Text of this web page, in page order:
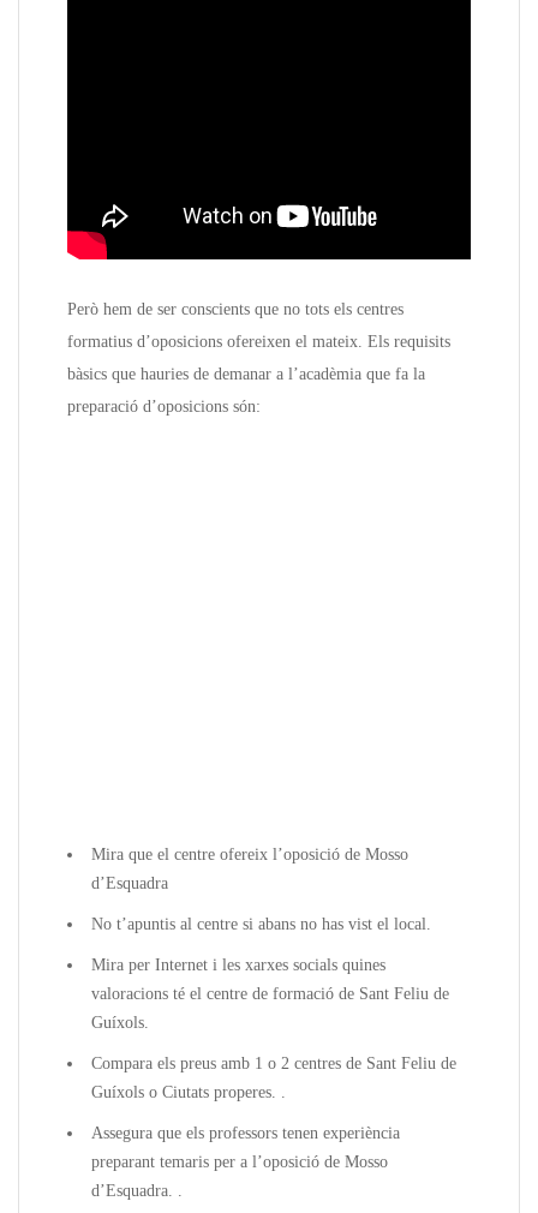
Però hem de ser conscients que no tots els centres
formatius d’oposicions ofereixen el mateix. Els requisits
bàsics que hauries de demanar a l’acadèmia que fa la
preparació d’oposicions són:
Mira que el centre ofereix l’oposició de Mosso
d’Esquadra
No t’apuntis al centre si abans no has vist el local.
Mira per Internet i les xarxes socials quines
valoracions té el centre de formació de Sant Feliu de
Guíxols.
Compara els preus amb 1 o 2 centres de Sant Feliu de
Guíxols o Ciutats properes. .
Assegura que els professors tenen experiència
preparant temaris per a l’oposició de Mosso
d’Esquadra. .